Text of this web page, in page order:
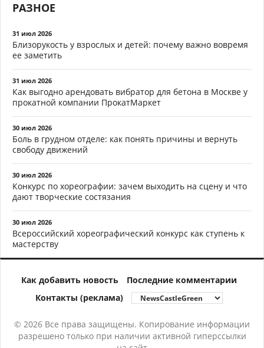
РАЗНОЕ
31 июл 2026
Близорукость у взрослых и детей: почему важно вовремя
ее заметить
31 июл 2026
Как выгодно арендовать вибратор для бетона в Москве у
прокатной компании ПрокатМаркет
30 июл 2026
Боль в грудном отделе: как понять причины и вернуть
свободу движений
30 июл 2026
Конкурс по хореографии: зачем выходить на сцену и что
дают творческие состязания
30 июл 2026
Всероссийский хореографический конкурс как ступень к
мастерству
Как добавить новость
Последние комментарии
Контакты (реклама)
© 2026 Все права защищены. Копирование информации
разрешено только при наличии активной гиперссылки